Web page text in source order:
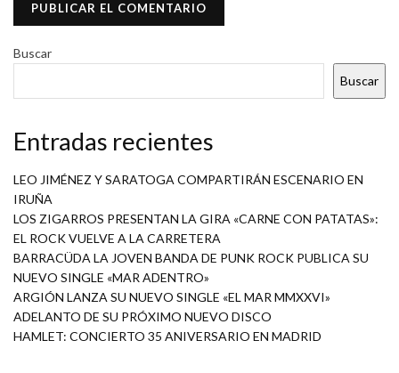
Buscar
Buscar
Entradas recientes
LEO JIMÉNEZ Y SARATOGA COMPARTIRÁN ESCENARIO EN
IRUÑA
LOS ZIGARROS PRESENTAN LA GIRA «CARNE CON PATATAS»:
EL ROCK VUELVE A LA CARRETERA
BARRACÜDA LA JOVEN BANDA DE PUNK ROCK PUBLICA SU
NUEVO SINGLE «MAR ADENTRO»
ARGIÓN LANZA SU NUEVO SINGLE «EL MAR MMXXVI»
ADELANTO DE SU PRÓXIMO NUEVO DISCO
HAMLET: CONCIERTO 35 ANIVERSARIO EN MADRID